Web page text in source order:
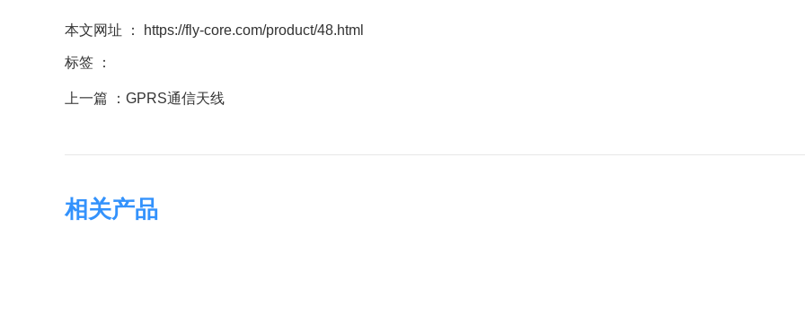
本文网址 ： https://fly-core.com/product/48.html
标签 ：
上一篇 ： GPRS通信天线
相关产品